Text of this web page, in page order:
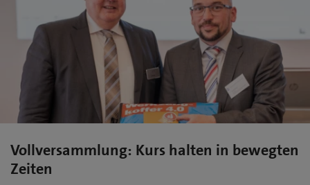
Vollversammlung: Kurs halten in bewegten
Zeiten